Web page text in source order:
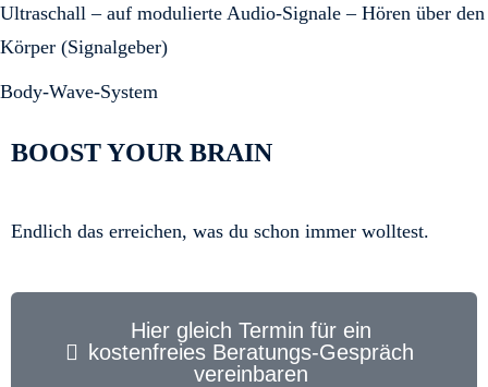
Ultraschall – auf modulierte Audio-Signale – Hören über den
Körper (Signalgeber)
Body-Wave-System
BOOST YOUR BRAIN
Endlich das erreichen, was du schon immer wolltest.
Hier gleich Termin für ein
kostenfreies Beratungs-Gespräch
vereinbaren